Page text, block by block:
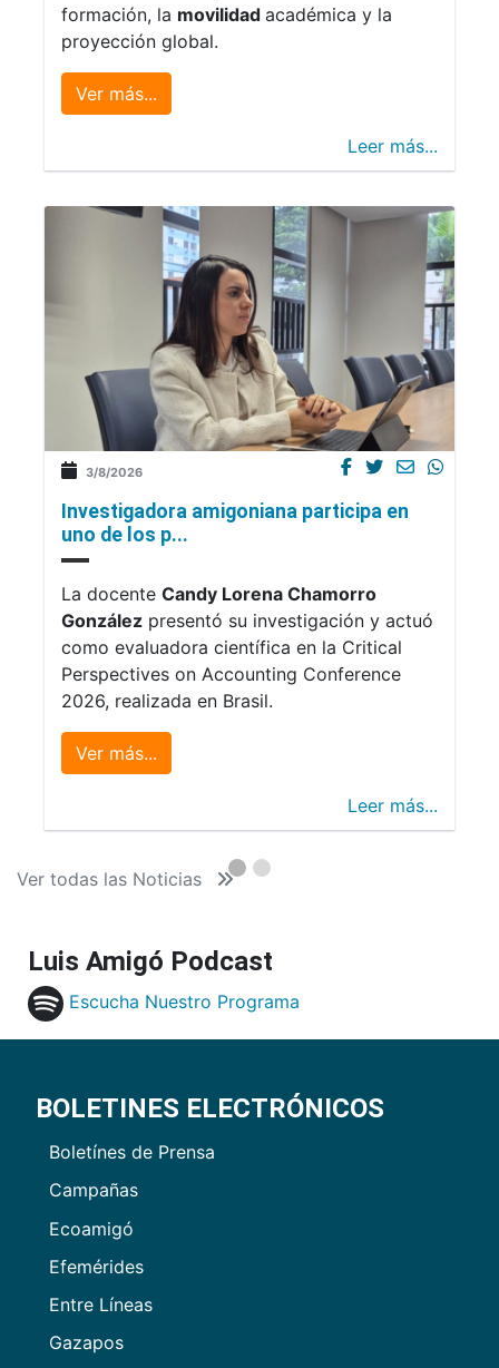
formación, la movilidad académica y la
proyección global.
Ver más...
Leer más...
3/8/2026
Investigadora amigoniana participa en
uno de los p...
La docente Candy Lorena Chamorro
González presentó su investigación y actuó
como evaluadora científica en la Critical
Perspectives on Accounting Conference
2026, realizada en Brasil.
Ver más...
Leer más...
Ver todas las Noticias
Luis Amigó Podcast
Escucha Nuestro Programa
BOLETINES ELECTRÓNICOS
Boletínes de Prensa
Campañas
Ecoamigó
Efemérides
Entre Líneas
Gazapos